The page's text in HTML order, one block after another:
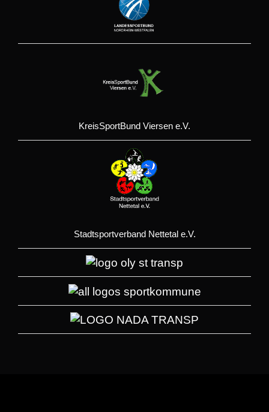
KreisSportBund Viersen e.V.
Stadtsportverband Nettetal e.V.